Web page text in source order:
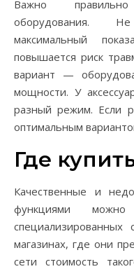
Важно
оборудования.
максимальный
повышается риск
вариант —
мощности. У
разный режим. Если
оптимальным
Где
Качественные и
функциями
магазинах, где они
сети стоимость